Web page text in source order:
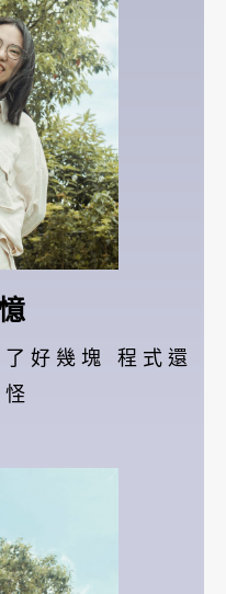
好幾塊 程式還